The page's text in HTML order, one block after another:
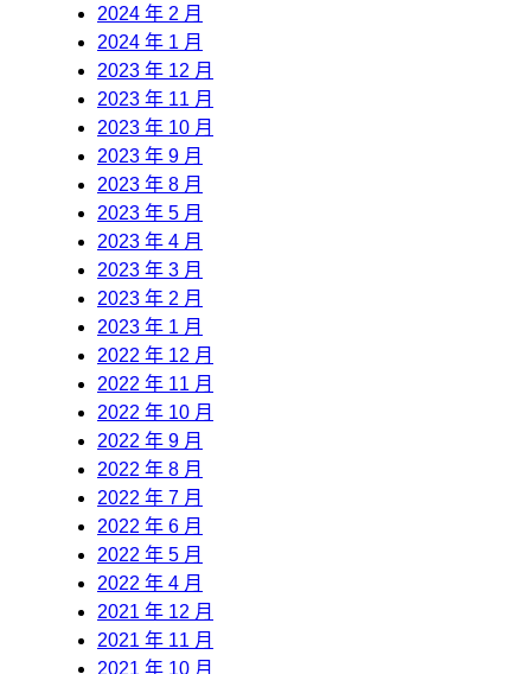
2024 年 2 月
2024 年 1 月
2023 年 12 月
2023 年 11 月
2023 年 10 月
2023 年 9 月
2023 年 8 月
2023 年 5 月
2023 年 4 月
2023 年 3 月
2023 年 2 月
2023 年 1 月
2022 年 12 月
2022 年 11 月
2022 年 10 月
2022 年 9 月
2022 年 8 月
2022 年 7 月
2022 年 6 月
2022 年 5 月
2022 年 4 月
2021 年 12 月
2021 年 11 月
2021 年 10 月